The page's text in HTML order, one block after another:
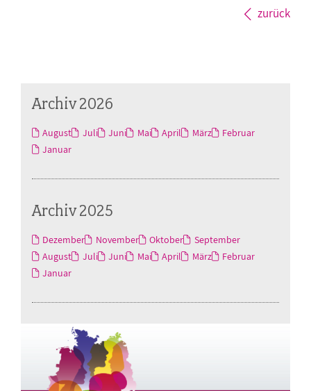
zurück
Archiv 2026
August Juli Juni Mai April März
Februar
Januar
Archiv 2025
Dezember November Oktober
September
August
Juli Juni Mai April März
Februar
Januar